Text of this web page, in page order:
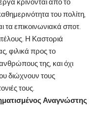
του πολίτη,
τα επικοινωνιακά σποτ.
Η Καστοριά
φιλικά προς το
της, και όχι
διώχνουν τους
τους.
Αναγνώστης